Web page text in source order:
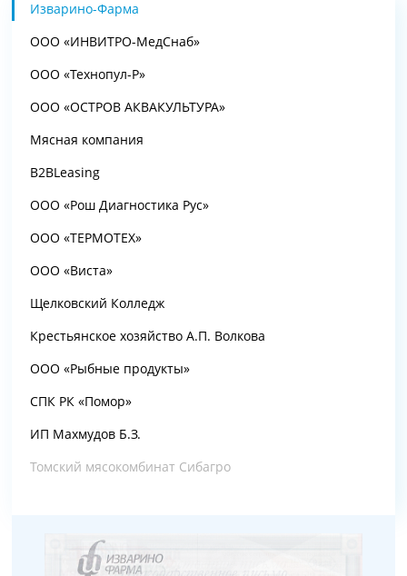
Изварино-Фарма
ООО «ИНВИТРО-МедСнаб»
ООО «Технопул-Р»
ООО «ОСТРОВ АКВАКУЛЬТУРА»
Мясная компания
B2BLeasing
ООО «Рош Диагностика Рус»
ООО «ТЕРМОТЕХ»
ООО «Виста»
Щелковский Колледж
Крестьянское хозяйство А.П. Волкова
ООО «Рыбные продукты»
СПК РК «Помор»
ИП Махмудов Б.З.
Томский мясокомбинат Сибагро